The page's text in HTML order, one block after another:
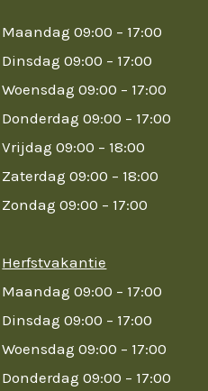
Maandag 09:00 – 17:00
Dinsdag 09:00 – 17:00
Woensdag 09:00 – 17:00
Donderdag 09:00 – 17:00
Vrijdag 09:00 – 18:00
Zaterdag 09:00 – 18:00
Zondag 09:00 – 17:00
Herfstvakantie
Maandag 09:00 – 17:00
Dinsdag 09:00 – 17:00
Woensdag 09:00 – 17:00
Donderdag 09:00 – 17:00